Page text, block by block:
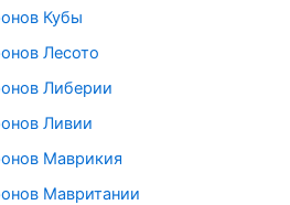
Кубы
Лесото
Либерии
Ливии
Маврикия
Мавритании